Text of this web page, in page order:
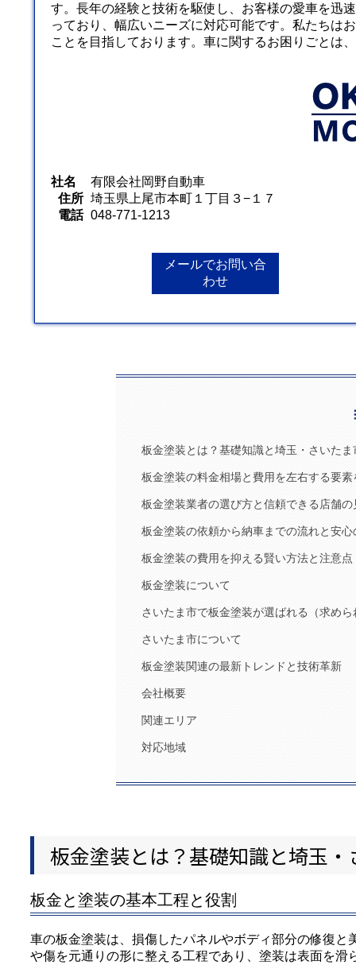
す。長年の経験と技術を駆使し、お客様の愛車を迅
っており、幅広いニーズに対応可能です。私たちは
ことを目指しております。車に関するお困りごとは
社名
有限会社岡野自動車
住所 埼玉県上尾市本町１丁目３−１７
電話 048-771-1213
メールでお問い合
わせ
板金塗装とは？基礎知識と埼玉・さいた
板金塗装の料金相場と費用を左右する要素
板金塗装業者の選び方と信頼できる店舗の
板金塗装の依頼から納車までの流れと安
板金塗装の費用を抑える賢い方法と注意点
板金塗装について
さいたま市で板金塗装が選ばれる（求め
さいたま市について
板金塗装関連の最新トレンドと技術革新
会社概要
関連エリア
対応地域
板金塗装とは？基礎知識と埼玉
板金と塗装の基本工程と役割
車の板金塗装は、損傷したパネルやボディ部分の修復
や傷を元通りの形に整える工程であり、塗装は表面を